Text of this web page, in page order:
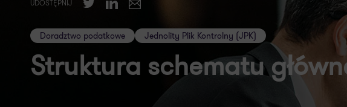
UDOSTĘPNIJ TwitterLinkedIn
E-mail
Doradztwo podatkowe Jednolity Plik Kontrolny (JPK)
Struktura schematu